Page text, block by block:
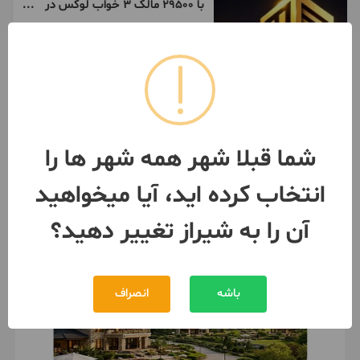
با ۲۹۵۰۰ مالک ۳ خواب لوکْس در
مالی آباد شوید
شیراز- معالی آباد
1 هفته پیش
شما قبلا شهر همه شهر ها را
انتخاب کرده اید، آیا میخواهید
آن را به شیراز تغییر دهید؟
باشه انصراف